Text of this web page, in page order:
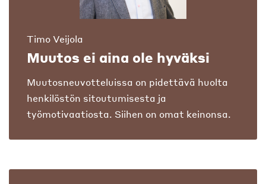
Timo Veijola
Muutos ei aina ole hyväksi
Muutosneuvotteluissa on pidettävä huolta
henkilöstön sitoutumisesta ja
työmotivaatiosta. Siihen on omat keinonsa.